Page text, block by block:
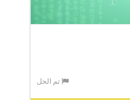
تم الحل